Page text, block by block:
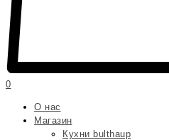
0
О нас
Магазин
Кухни bulthaup